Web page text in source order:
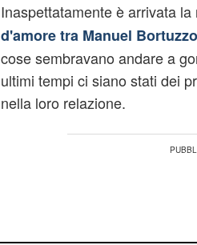
Inaspettatamente è arrivata la
d'amore tra Manuel
cose sembravano andare a
ultimi tempi ci siano stati dei
nella loro relazione.